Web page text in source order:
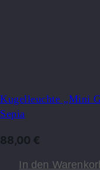
Kugelleuchte „Mini
Sepia
88,00 €
In den